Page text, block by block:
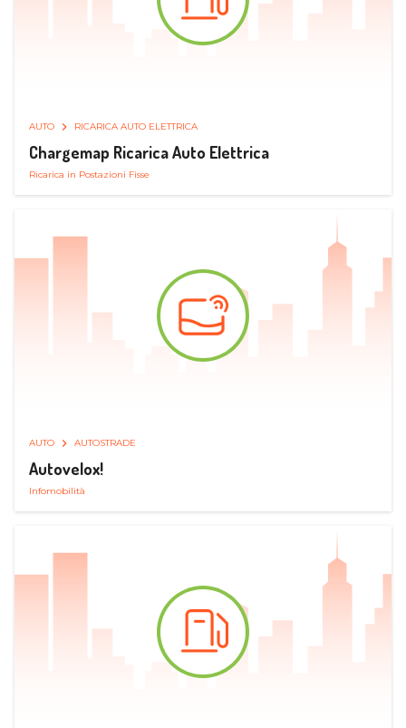
AUTO RICARICA AUTO ELETTRICA
Chargemap Ricarica Auto Elettrica
Ricarica in Postazioni Fisse
AUTO AUTOSTRADE
Autovelox!
Infomobilità